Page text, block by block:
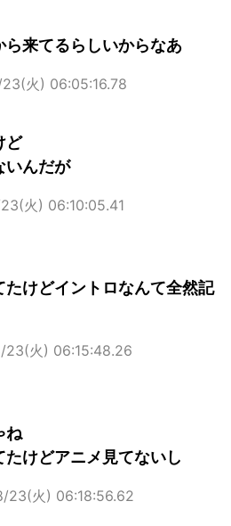
ら来てるらしいからなあ
火) 06:05:16.78
ど
いんだが
火) 06:10:05.41
けどイントロなんて全然記
火) 06:15:48.26
ね
けどアニメ見てないし
23(火) 06:18:56.62